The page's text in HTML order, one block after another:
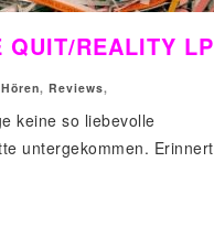
QUIT/REALITY LP
Hören, Reviews,
keine so liebevolle
untergekommen. Erinnert